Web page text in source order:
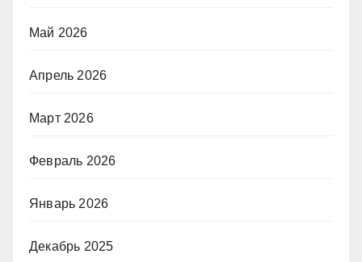
Май 2026
Апрель 2026
Март 2026
Февраль 2026
Январь 2026
Декабрь 2025